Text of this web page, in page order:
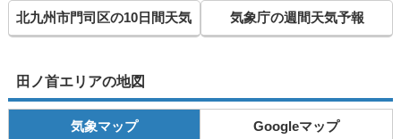
北九州市門司区の10日間天気 気象庁の週間天気予報
田ノ首エリアの地図
気象マップ Googleマップ